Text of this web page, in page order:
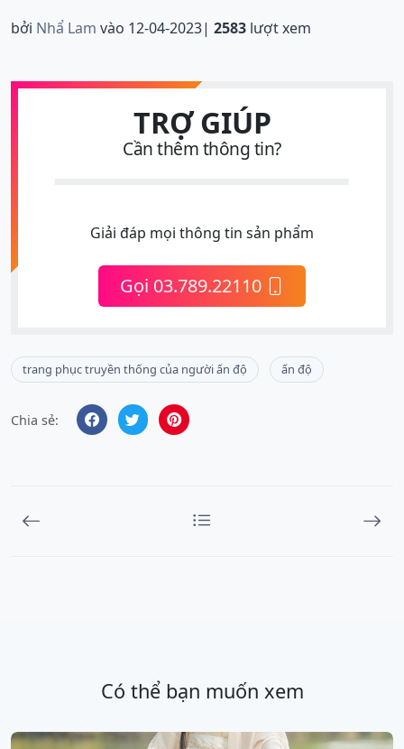
bởi Nhẩ Lam vào 12-04-2023| 2583 lượt xem
TRỢ GIÚP
Cần thêm thông tin?
Giải đáp mọi thông tin sản phẩm
Gọi 03.789.22110
trang phục truyền thống của người ấn độ ấn độ
Chia sẻ:
Có thể bạn muốn xem